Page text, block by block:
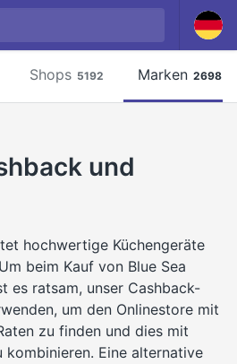
Shops 5192 Marken 2698
und
hochwertige Küchengeräte
beim Kauf von Blue Sea
es ratsam, unser Cashback-
um den Onlinestore mit
zu finden und dies mit
Eine alternative